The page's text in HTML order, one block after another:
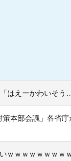
はえーかわいそう
策本部会議」各省
ｗｗｗｗｗｗｗｗ